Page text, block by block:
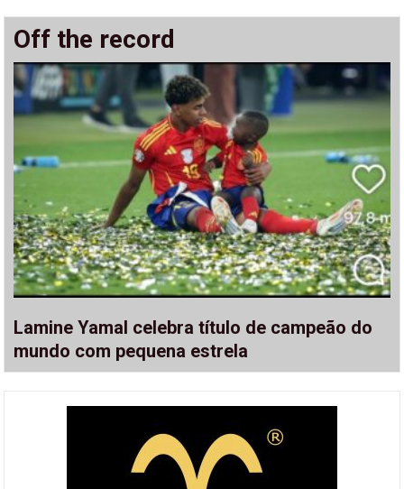
Off the record
Lamine Yamal celebra título de campeão do
mundo com pequena estrela